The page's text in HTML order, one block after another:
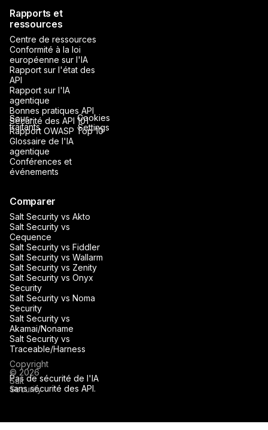
Rapports et
ressources
Centre de ressources
Conformité à la loi
européenne sur l'IA
Rapport sur l'état des
API
Rapport sur l'IA
agentique
Bonnes pratiques API
Sécurité des API 101
Rapport OWASP Top 10
Glossaire de l'IA
agentique
Conférences et
événements
Pas de sécurité de l'IA
sans sécurité des API.
Comparer
Salt Security vs Akto
Salt Security vs
Cequence
Salt Security vs Fiddler
Salt Security vs Wallarm
Salt Security vs Zenity
Salt Security vs Onyx
Security
Salt Security vs Noma
Security
Salt Security vs
Akamai/Noname
Salt Security vs
Traceable/Harness
Sous-
traitants
Cookies
Settings
Copyright
© 2026
Salt
Security